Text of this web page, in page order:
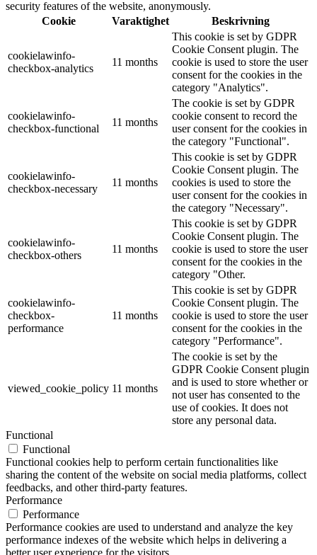
security features of the website, anonymously.
Cookie
Varaktighet Beskrivning
cookielawinfo-
checkbox-analytics
11 months
This cookie is set by GDPR
Cookie Consent plugin. The
cookie is used to store the user
consent for the cookies in the
category "Analytics".
cookielawinfo-
checkbox-functional
11 months
The cookie is set by GDPR
cookie consent to record the
user consent for the cookies in
the category "Functional".
cookielawinfo-
checkbox-necessary
11 months
This cookie is set by GDPR
Cookie Consent plugin. The
cookies is used to store the
user consent for the cookies in
the category "Necessary".
cookielawinfo-
checkbox-others
11 months
This cookie is set by GDPR
Cookie Consent plugin. The
cookie is used to store the user
consent for the cookies in the
category "Other.
cookielawinfo-
checkbox-
performance
11 months
This cookie is set by GDPR
Cookie Consent plugin. The
cookie is used to store the user
consent for the cookies in the
category "Performance".
viewed_cookie_policy 11 months
The cookie is set by the
GDPR Cookie Consent plugin
and is used to store whether or
not user has consented to the
use of cookies. It does not
store any personal data.
Functional
Functional
Functional cookies help to perform certain functionalities like
sharing the content of the website on social media platforms, collect
feedbacks, and other third-party features.
Performance
Performance
Performance cookies are used to understand and analyze the key
performance indexes of the website which helps in delivering a
better user experience for the visitors.